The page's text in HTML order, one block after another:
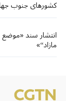
کشورهای جنوب
انتشار سند
مازاد“»